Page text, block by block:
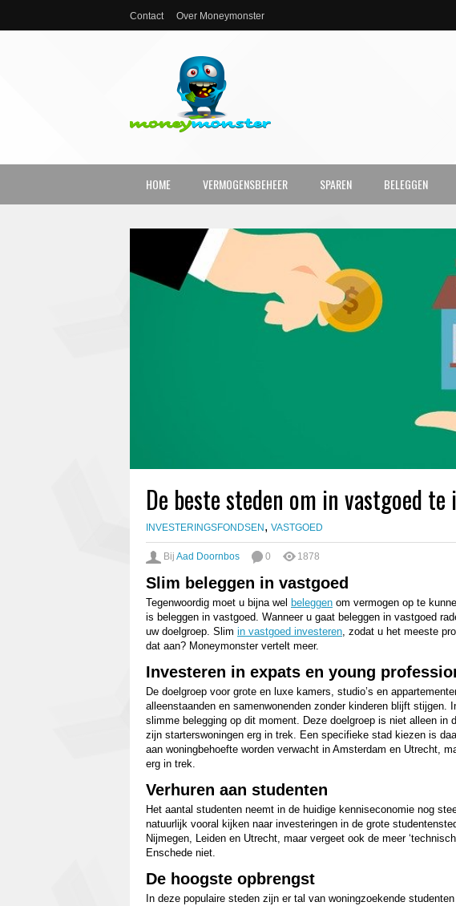
Contact Over Moneymonster
HOME VERMOGENSBEHEER SPAREN BELEGGEN
De beste steden om in vastgoed te
INVESTERINGSFONDSEN , VASTGOED
Bij Aad Doornbos 0 1878
Slim beleggen in vastgoed
Tegenwoordig moet u bijna wel beleggen om vermogen op te
is beleggen in vastgoed. Wanneer u gaat beleggen in vastgoed
uw doelgroep. Slim in vastgoed investeren, zodat u het meeste
dat aan? Moneymonster vertelt meer.
Investeren in expats en young
De doelgroep voor grote en luxe kamers, studio’s en
alleenstaanden en samenwonenden zonder kinderen blijft stijgen.
slimme belegging op dit moment. Deze doelgroep is niet alleen in
zijn starterswoningen erg in trek. Een specifieke stad kiezen is
aan woningbehoefte worden verwacht in Amsterdam en Utrecht,
erg in trek.
Verhuren aan studenten
Het aantal studenten neemt in de huidige kenniseconomie nog
natuurlijk vooral kijken naar investeringen in de grote
Nijmegen, Leiden en Utrecht, maar vergeet ook de meer
Enschede niet.
De hoogste opbrengst
In deze populaire steden zijn er tal van woningzoekende